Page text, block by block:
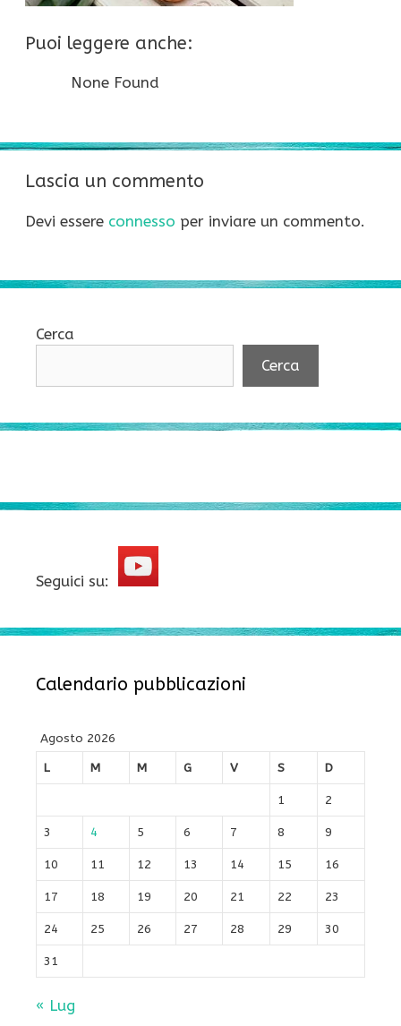
Puoi leggere anche:
None Found
Lascia un commento
Devi essere connesso per inviare un commento.
Cerca
Cerca
Seguici su:
Calendario pubblicazioni
Agosto 2026
L
M M G V S D
1 2
3 4 5 6 7 8 9
10 11 12 13 14 15 16
17 18 19 20 21 22 23
24 25 26 27 28 29 30
31
« Lug